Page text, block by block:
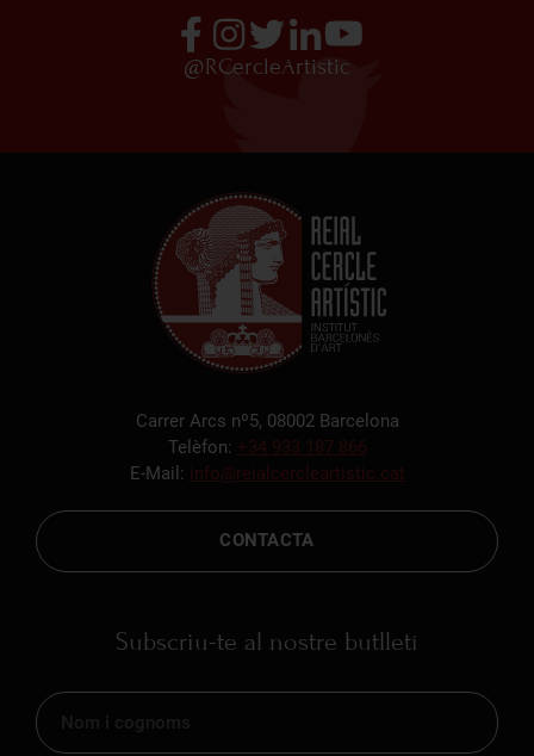
@RCercleArtistic
Carrer Arcs nº5, 08002 Barcelona
Telèfon: +34 933 187 866
E-Mail: info@reialcercleartistic.cat
CONTACTA
Subscriu-te al nostre butlletí